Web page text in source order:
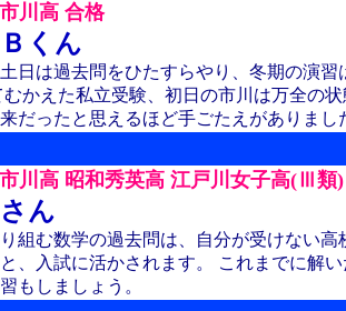
川高 合格
くん
日は過去問をひたすらやり、冬期の演習
むかえた私立受験、初日の市川は万全の
だったと思えるほど手ごたえがありまし
川高 昭和秀英高 江戸川女子高(Ⅲ類
ん
組む数学の過去問は、自分が受けない高
、入試に活かされます。 これまでに解
もしましょう。